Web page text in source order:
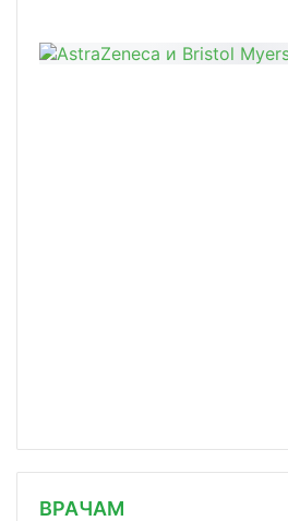
ВРАЧАМ